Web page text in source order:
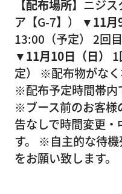
【配布場所】 ニジス
ア【G-7】）
▼11月
13:00（予定） 2回
▼11月10日（日）
定） ※配布物がなく
※配布予定時間帯内
※ブース前のお客様
告なしで時間変更
す。 ※自主的な待
をお願い致します。